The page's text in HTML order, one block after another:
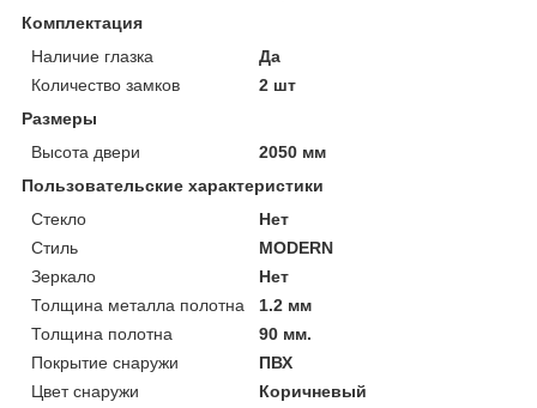
Комплектация
Наличие глазка
Да
Количество замков
2 шт
Размеры
Высота двери
2050 мм
Пользовательские характеристики
Стекло
Нет
Стиль
MODERN
Зеркало
Нет
Толщина металла полотна
1.2 мм
Толщина полотна
90 мм.
Покрытие снаружи
ПВХ
Цвет снаружи
Коричневый